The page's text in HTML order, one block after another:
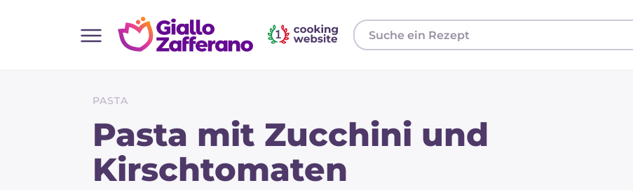
PASTA
Pasta mit Zucchini und
Kirschtomaten